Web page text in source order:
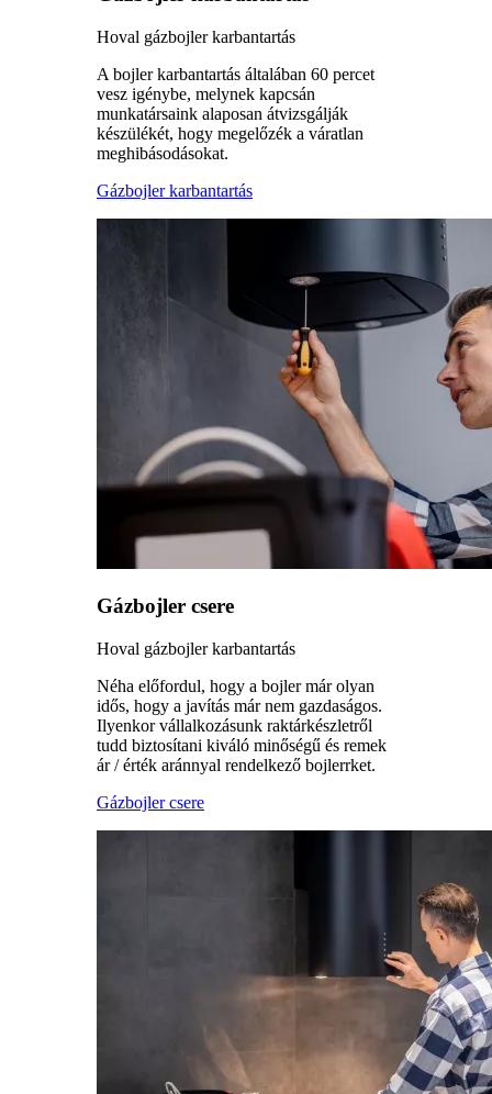
Hoval gázbojler karbantartás
A bojler karbantartás általában 60 percet
vesz igénybe, melynek kapcsán
munkatársaink alaposan átvizsgálják
készülékét, hogy megelőzék a váratlan
meghibásodásokat.
Gázbojler karbantartás
Gázbojler csere
Hoval gázbojler karbantartás
Néha előfordul, hogy a bojler már olyan
idős, hogy a javítás már nem gazdaságos.
Ilyenkor vállalkozásunk raktárkészletről
tudd biztosítani kiváló minőségű és remek
ár / érték aránnyal rendelkező bojlerrket.
Gázbojler csere